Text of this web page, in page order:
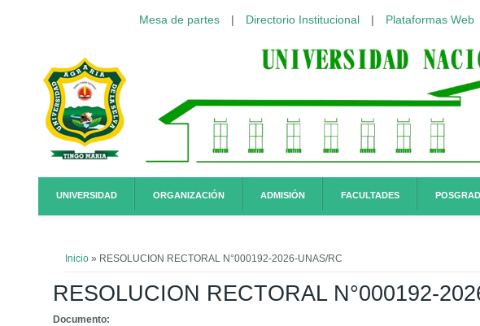
Mesa de partes | Directorio Institucional | Plataformas Web
UNIVERSIDAD ORGANIZACIÓN ADMISIÓN FACULTADES
Inicio » RESOLUCION RECTORAL N°000192-2026-UNAS/RC
RESOLUCION RECTORAL N°000192-
Documento: